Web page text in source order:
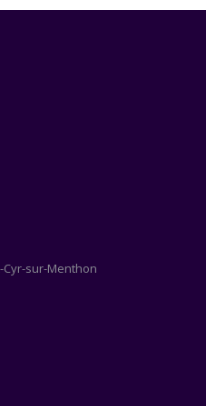
Cyr-sur-Menthon